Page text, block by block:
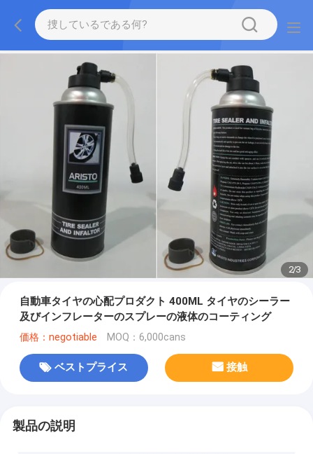
2/3
自動車タイヤの心配プロダクト 400ML タイヤのシーラー
及びインフレーターのスプレーの液体のコーティング
価格：negotiable MOQ：6,000cans
ベストプライス 接触
製品の説明